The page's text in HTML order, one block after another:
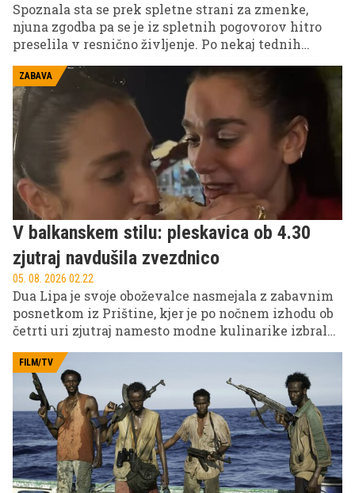
Spoznala sta se prek spletne strani za zmenke,
njuna zgodba pa se je iz spletnih pogovorov hitro
preselila v resnično življenje. Po nekaj tednih
dopisovanja je Evan sedel na letalo in odpotoval na
Filipine. Največ pozornosti pa ni pritegnila le njuna
ljubezen, temveč tudi podatek, koliko denarja je
vložil, da sta lahko začela skupno življenje.
ZABAVA
V balkanskem stilu: pleskavica ob 4.30
zjutraj navdušila zvezdnico
05. 08. 2026 02.22
Dua Lipa je svoje oboževalce nasmejala z zabavnim
posnetkom iz Prištine, kjer je po nočnem izhodu ob
četrti uri zjutraj namesto modne kulinarike izbrala
Posnetek je hitro postal spletni hit, mnogi pa so
pohvalili njen sproščen odnos do balkanskih navad.
FILM/TV